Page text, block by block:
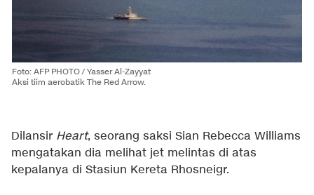
Foto: AFP PHOTO / Yasser Al-Zayyat
Aksi tiim aerobatik The Red Arrow.
Dilansir Heart, seorang saksi Sian Rebecca Williams
mengatakan dia melihat jet melintas di atas
kepalanya di Stasiun Kereta Rhosneigr.